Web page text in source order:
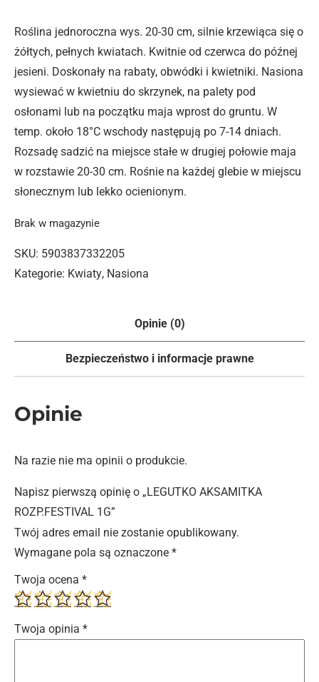
Roślina jednoroczna wys. 20-30 cm, silnie krzewiąca się o
żółtych, pełnych kwiatach. Kwitnie od czerwca do późnej
jesieni. Doskonały na rabaty, obwódki i kwietniki. Nasiona
wysiewać w kwietniu do skrzynek, na palety pod
osłonami lub na początku maja wprost do gruntu. W
temp. około 18°C wschody następują po 7-14 dniach.
Rozsadę sadzić na miejsce stałe w drugiej połowie maja
w rozstawie 20-30 cm. Rośnie na każdej glebie w miejscu
słonecznym lub lekko ocienionym.
Brak w magazynie
SKU: 5903837332205
Kategorie: Kwiaty, Nasiona
Opinie (0)
Bezpieczeństwo i informacje prawne
Opinie
Na razie nie ma opinii o produkcie.
Napisz pierwszą opinię o „LEGUTKO AKSAMITKA
ROZP.FESTIVAL 1G”
Twój adres email nie zostanie opublikowany.
Wymagane pola są oznaczone *
Twoja ocena *
Twoja opinia *